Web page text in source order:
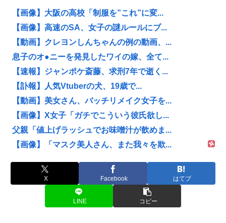
【画像】大阪の高校「制服を”これ”に変...
【画像】高速のSA、女子の謎ルールにブ...
【動画】クレヨンしんちゃんの例の動画、...
息子のオ●ニーを発見したワイの嫁、全て...
【速報】ジャンポケ斎藤、求刑7年で逝く...
【訃報】人気Vtuberの犬、19歳で...
【動画】美女さん、バッチリメイク女子を...
【画像】X女子「ガチでこういう彼氏欲し...
父親「値上げラッシュでお味噌汁が飲めま...
【画像】「マスク美人さん、また我々を欺...
X Facebook はてブ
LINE コピー